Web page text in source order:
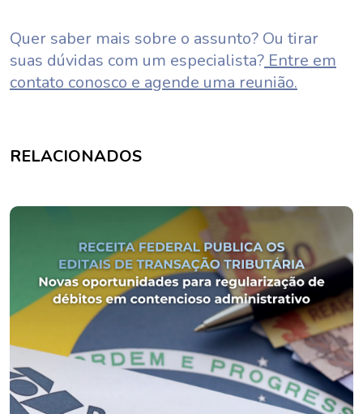
Quer saber mais sobre o assunto? Ou tirar
suas dúvidas com um especialista? Entre em
contato conosco e agende uma reunião.
RELACIONADOS